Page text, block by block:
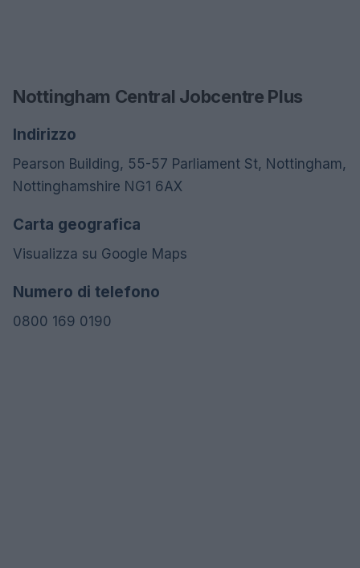
Nottingham Central Jobcentre Plus
Indirizzo
Pearson Building, 55-57 Parliament St, Nottingham,
Nottinghamshire NG1 6AX
Carta geografica
Visualizza su Google Maps
Numero di telefono
0800 169 0190